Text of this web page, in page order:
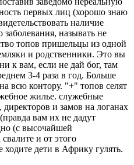
первых лиц (хорошо знаю
наличие
заболевания, называть не
топов пришельцы из одной
и родственники. Это вы
к вам, если не дай бог, там
3-4 раза в год. Больше
всю контору. "+" топов селят
жилье. служебные
и замов на логанах
вам их не дадут
(с высочайшей
и от этого
ходите дети в Африку гулять.